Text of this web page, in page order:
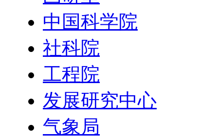
中国科学院
社科院
工程院
发展研究中心
气象局